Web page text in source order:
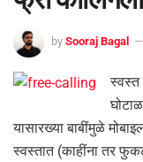
by Sooraj Bagal
स्वस्त
यासारख्या बाबींमुळे
स्वस्तात (काहींना तर